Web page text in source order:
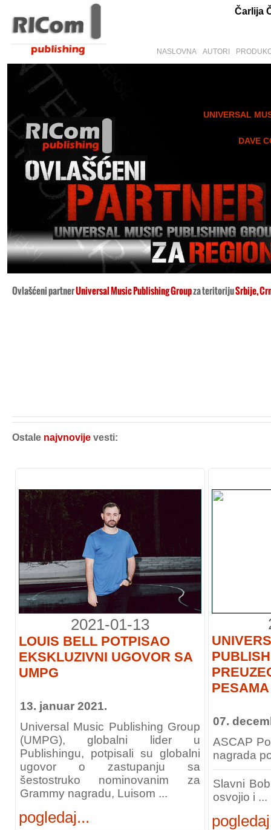
Čarlija
AUTORI
NASLOVNA
UNIVERSAL
DAVE
Ovlašćeni partnerUniversal Music Publishing Groupza teritorijuSrbije,
Ostale najvnovije vesti:
2021-01-13
LOUIS BELL POTPISAO
EKSKLUZIVNI UGOVOR SA
UMPG
13. januar 2021.
Universal Music Publishing Group
(UMPG), globalni lider u
Publishingu, potpisali su globalni
ugovor o zastupanju sa
šestostruko nominovanim za
Grammy nagradu, Luisom ...
pogledaj...
07.
ASCAP
nagrada
Slavni
osvojio i ...